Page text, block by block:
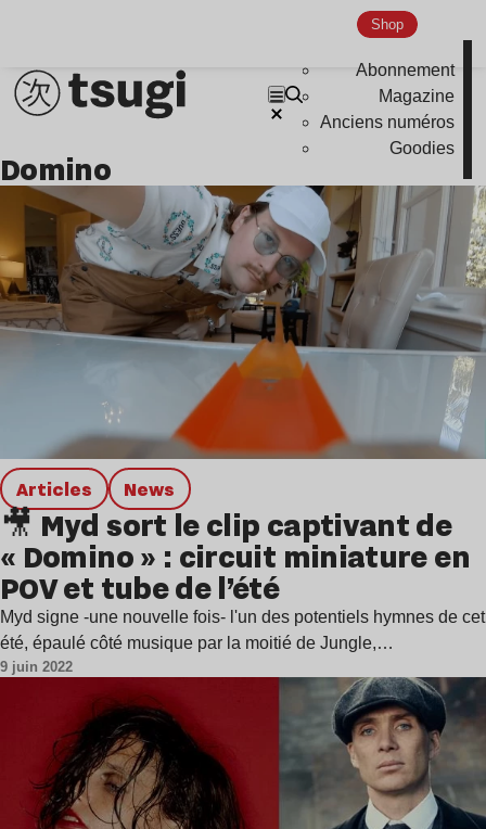
Shop
Abonnement
Magazine
Anciens numéros
Goodies
domino
Articles news
🎥 Myd sort le clip captivant de
« Domino » : circuit miniature en
POV et tube de l’été
Myd signe -une nouvelle fois- l'un des potentiels hymnes de cet
été, épaulé côté musique par la moitié de Jungle,…
9 juin 2022